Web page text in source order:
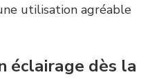
utilisation agréable
éclairage dès la